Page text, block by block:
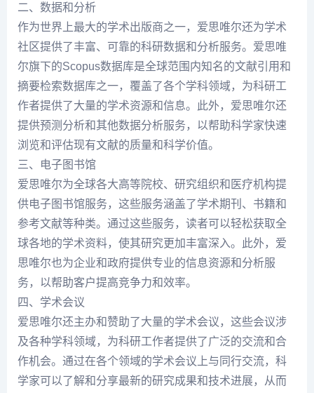
二、数据和分析
作为世界上最大的学术出版商之一，爱思唯尔还为学术
社区提供了丰富、可靠的科研数据和分析服务。爱思唯
尔旗下的Scopus数据库是全球范围内知名的文献引用和
摘要检索数据库之一，覆盖了各个学科领域，为科研工
作者提供了大量的学术资源和信息。此外，爱思唯尔还
提供预测分析和其他数据分析服务，以帮助科学家快速
浏览和评估现有文献的质量和科学价值。
三、电子图书馆
爱思唯尔为全球各大高等院校、研究组织和医疗机构提
供电子图书馆服务，这些服务涵盖了学术期刊、书籍和
参考文献等种类。通过这些服务，读者可以轻松获取全
球各地的学术资料，使其研究更加丰富深入。此外，爱
思唯尔也为企业和政府提供专业的信息资源和分析服
务，以帮助客户提高竞争力和效率。
四、学术会议
爱思唯尔还主办和赞助了大量的学术会议，这些会议涉
及各种学科领域，为科研工作者提供了广泛的交流和合
作机会。通过在各个领域的学术会议上与同行交流，科
学家可以了解和分享最新的研究成果和技术进展，从而